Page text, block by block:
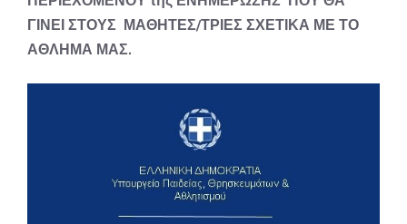
ΓΙΝΕΙ ΣΤΟΥΣ ΜΑΘΗΤΕΣ/ΤΡΙΕΣ ΣΧΕΤΙΚΑ ΜΕ ΤΟ
ΑΘΛΗΜΑ ΜΑΣ.